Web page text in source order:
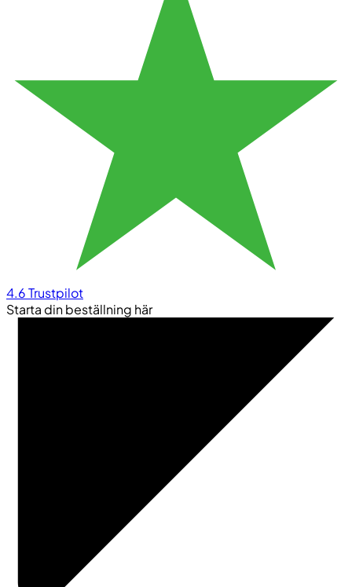
4.6Trustpilot
Starta din beställning här